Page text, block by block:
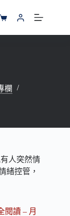
購
欄
人突然情
緒控管，
閱讀 – 月